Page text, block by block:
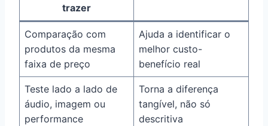
trazer
Comparação com
produtos da mesma
faixa de preço
Ajuda a identificar o
melhor custo-
benefício real
Teste lado a lado de
áudio, imagem ou
performance
Torna a diferença
tangível, não só
descritiva